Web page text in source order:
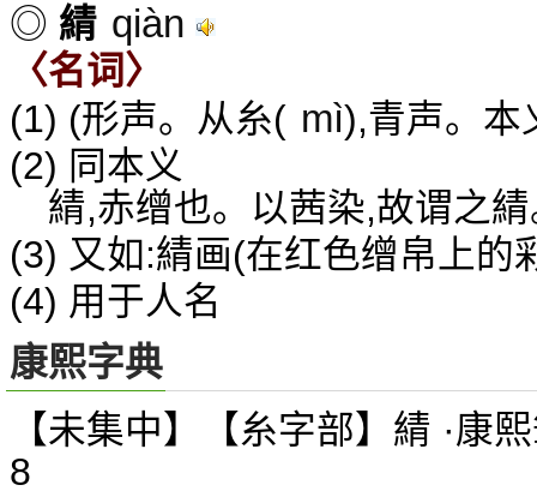
◎ 綪 qiàn
〈名词〉
(1) (形声。从糸( mì),青声。本
(2) 同本义
綪,赤缯也。以茜染,故谓之
(3) 又如:綪画(在红色缯帛上的
(4) 用于人名
康熙字典
【未集中】【糸字部】綪 ·康
8